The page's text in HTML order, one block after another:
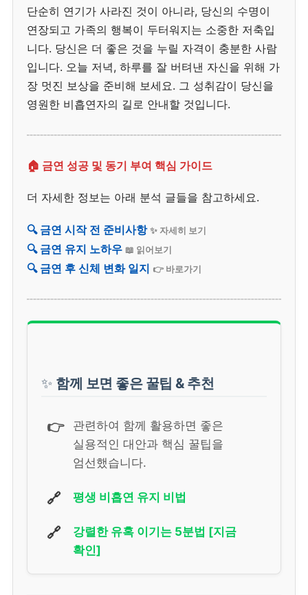
단순히 연기가 사라진 것이 아니라, 당신의 수명이
연장되고 가족의 행복이 두터워지는 소중한 저축입
니다. 당신은 더 좋은 것을 누릴 자격이 충분한 사람
입니다. 오늘 저녁, 하루를 잘 버텨낸 자신을 위해 가
장 멋진 보상을 준비해 보세요. 그 성취감이 당신을
영원한 비흡연자의 길로 안내할 것입니다.
🏠 금연 성공 및 동기 부여 핵심 가이드
더 자세한 정보는 아래 분석 글들을 참고하세요.
🔍 금연 시작 전 준비사항 ✨ 자세히 보기
🔍 금연 유지 노하우 📖 읽어보기
🔍 금연 후 신체 변화 일지 👉 바로가기
✨ 함께 보면 좋은 꿀팁 & 추천
👉
관련하여 함께 활용하면 좋은
실용적인 대안과 핵심 꿀팁을
엄선했습니다.
🔗 평생 비흡연 유지 비법
🔗
강렬한 유혹 이기는 5분법 [지금
확인]